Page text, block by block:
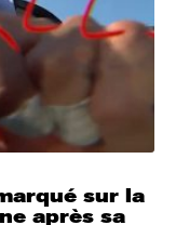
sur la
après sa